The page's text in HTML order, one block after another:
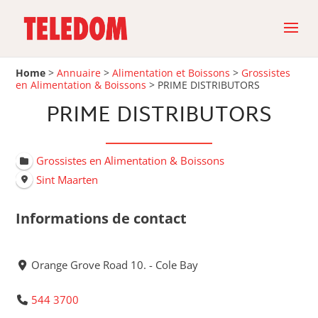
Home >Annuaire >Alimentation et Boissons > Grossistes
en Alimentation & Boissons > PRIME DISTRIBUTORS
PRIME DISTRIBUTORS
Grossistes en Alimentation & Boissons
Sint Maarten
Informations de contact
Orange Grove Road 10. - Cole Bay
544 3700